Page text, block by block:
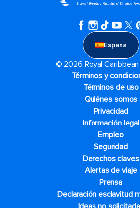
España
© 2026 Royal
Términos y
Términos de uso
Quiénes somos
Privacidad
Información legal
Empleo
Seguridad
Derechos claves
Alertas de viaje
Prensa
Declaración esclavitud